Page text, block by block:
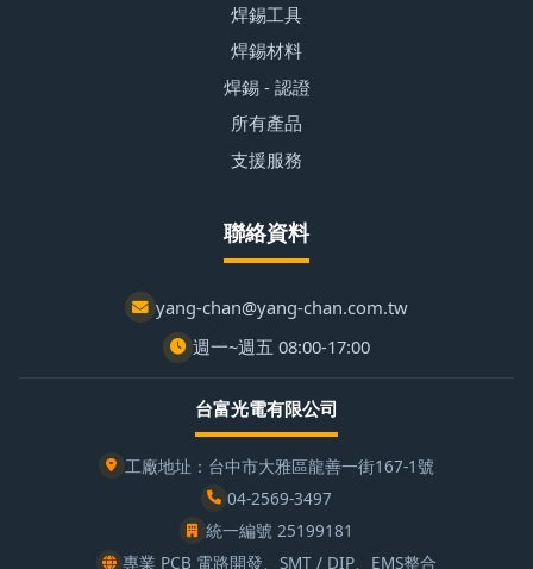
焊錫工具
焊錫材料
焊錫 - 認證
所有產品
支援服務
聯絡資料
yang-chan@yang-chan.com.tw
週一~週五 08:00-17:00
台富光電有限公司
工廠地址：台中市大雅區龍善一街167-1號
04-2569-3497
統一編號 25199181
專業 PCB 電路開發、SMT / DIP、EMS整合